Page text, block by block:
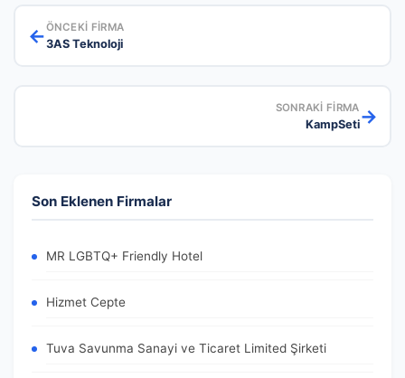
←ÖNCEKI FIRMA
3AS Teknoloji
SONRAKI FIRMA
KampSeti→
Son Eklenen Firmalar
MR LGBTQ+ Friendly Hotel
Hizmet Cepte
Tuva Savunma Sanayi ve Ticaret Limited Şirketi